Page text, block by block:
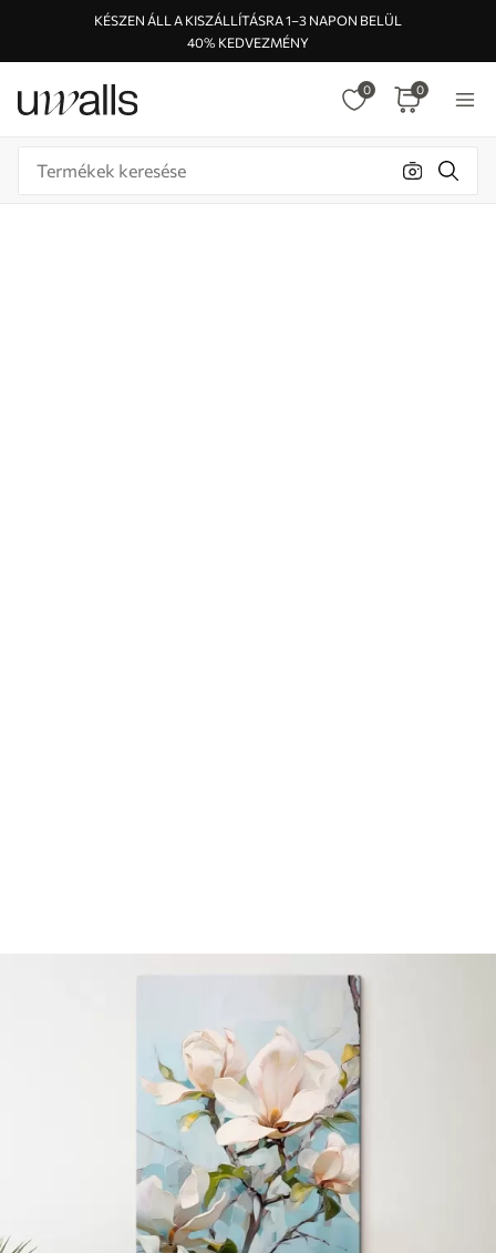
KÉSZEN ÁLL A KISZÁLLÍTÁSRA 1–3 NAPON BELÜL
40% KEDVEZMÉNY
0 0